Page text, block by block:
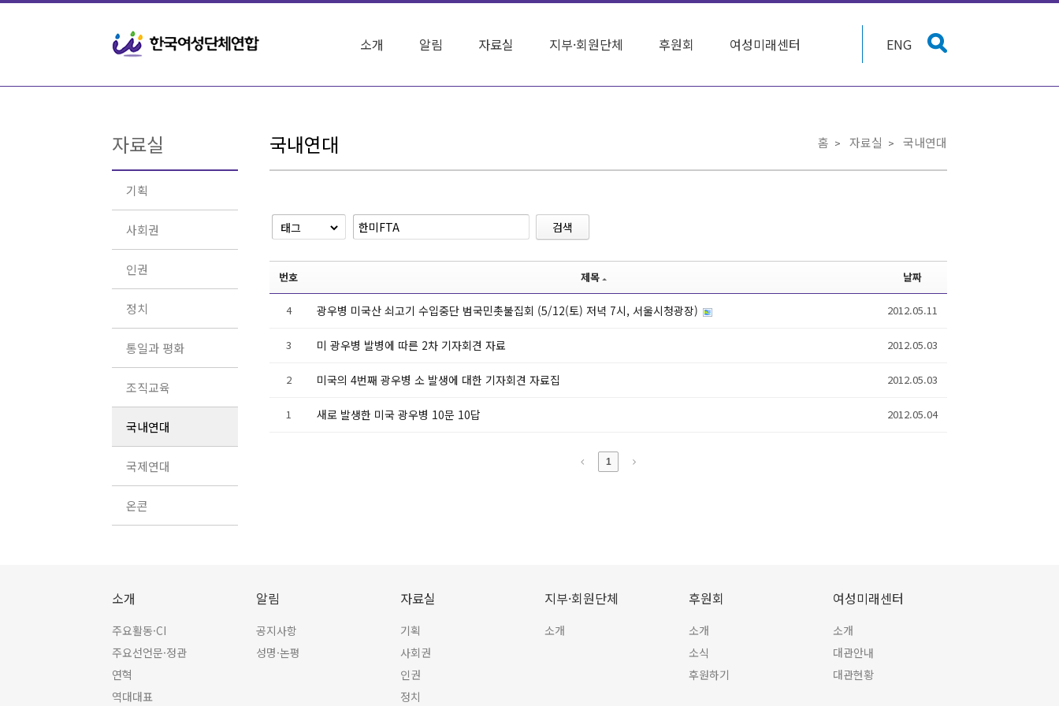
소개 알림 자료실 지부·회원단체 후원회 여성미래센터 ENG
자료실
기획
사회권
인권
정치
통일과 평화
조직교육
국내연대
국제연대
온콘
국내연대 홈 자료실 국내연대
검색
번호 제목 날짜
4 광우병 미국산 쇠고기 수입중단 범국민촛불집회 (5/12(토) 저녁 7시, 서울시청광장) 2012.05.11
3 미 광우병 발병에 따른 2차 기자회견 자료 2012.05.03
2 미국의 4번째 광우병 소 발생에 대한 기자회견 자료집 2012.05.03
1 새로 발생한 미국 광우병 10문 10답 2012.05.04
1
소개
주요활동·CI
주요선언문·정관
연혁
역대대표
알림
공지사항
성명·논평
자료실
기획
사회권
인권
정치
지부·회원단체
소개
후원회
소개
소식
후원하기
여성미래센터
소개
대관안내
대관현황